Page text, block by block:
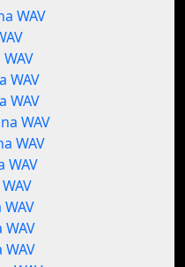
WAV
WAV
WAV
WAV
WAV
WAV